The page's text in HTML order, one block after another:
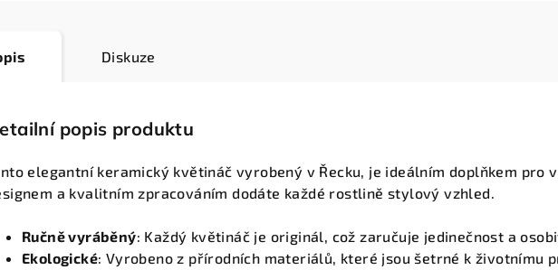
Diskuze
popis produktu
elegantní keramický květináč vyrobený v Řecku, je ideálním doplňkem pro
a kvalitním zpracováním dodáte každé rostlině stylový vzhled.
Ručně vyráběný: Každý květináč je originál, což zaručuje jedinečnost a
Ekologické: Vyrobeno z přírodních materiálů, které jsou šetrné k životnímu